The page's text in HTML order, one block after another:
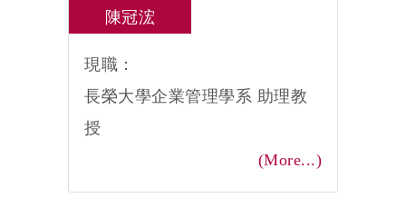
陳冠浤
現職：
長榮大學企業管理學系 助理教
授
(More...)